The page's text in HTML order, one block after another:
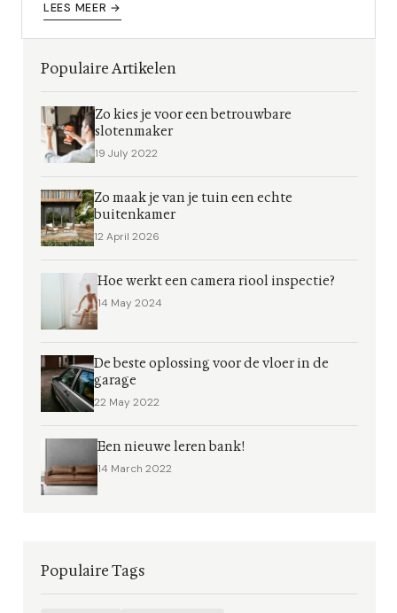
zijn de valkuilen.
LEES MEER →
Populaire Artikelen
Zo kies je voor een betrouwbare
slotenmaker
19 July 2022
Zo maak je van je tuin een echte
buitenkamer
12 April 2026
Hoe werkt een camera riool inspectie?
14 May 2024
De beste oplossing voor de vloer in de
garage
22 May 2022
Een nieuwe leren bank!
14 March 2022
Populaire Tags